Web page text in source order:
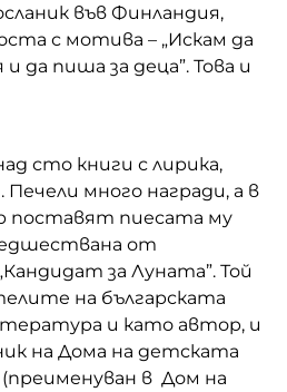
във Финландия,
с мотива – „Искам да
да пиша за деца”. Това и
сто книги с лирика,
Печели много награди, а в
поставят пиесата му
от
за Луната”. Той
на българската
и като автор, и
на Дома на детската
(преименуван в Дом на